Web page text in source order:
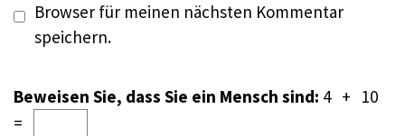
Browser für meinen nächsten Kommentar
speichern.
Beweisen Sie, dass Sie ein Mensch sind: 4 + 10
=